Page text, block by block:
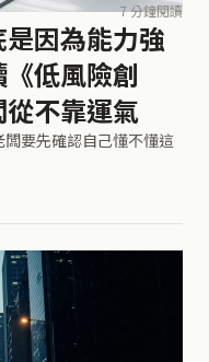
7 分鐘閱讀
因為能力強
低風險創
不靠運氣
要先確認自己懂不懂這